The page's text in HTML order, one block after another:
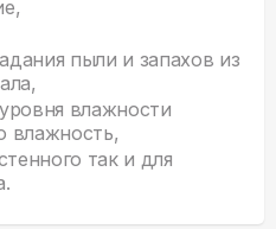
пыли и запахов из
влажности
влажность,
так и для